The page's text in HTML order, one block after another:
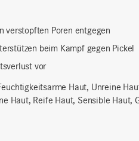
verstopften Poren entgegen
beim Kampf gegen Pickel
vor
Haut, Unreine
Haut, Reife Haut, Sensible Haut,